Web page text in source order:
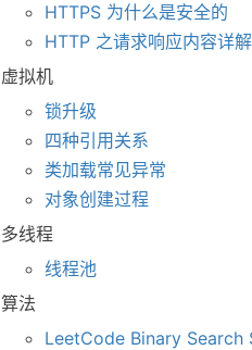
HTTPS 为什么是安全的
HTTP 之请求响应内容详解
虚拟机
锁升级
四种引用关系
类加载常见异常
对象创建过程
多线程
线程池
算法
LeetCode Binary Search